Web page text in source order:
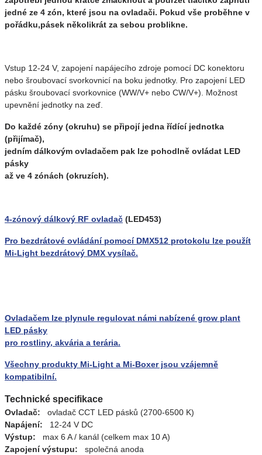
jedné ze 4 zón, které jsou na ovladači. Pokud vše proběhne v
pořádku,pásek několikrát za sebou problikne.
Vstup 12-24 V, zapojení napájecího zdroje pomocí DC konektoru
nebo šroubovací svorkovnicí na boku jednotky. Pro zapojení LED
pásku šroubovací svorkovnice (WW/V+ nebo CW/V+). Možnost
upevnění jednotky na zeď.
Do každé zóny (okruhu) se připojí jedna řídící jednotka
(přijímač),
jedním dálkovým ovladačem pak lze pohodlně ovládat LED
pásky
až ve 4 zónách (okruzích).
4-zónový dálkový RF ovladač (LED453)
Pro bezdrátové ovládání pomocí DMX512 protokolu lze použít
Mi-Light bezdrátový DMX vysílač.
Ovladačem lze plynule regulovat námi nabízené grow plant
LED pásky
pro rostliny, akvária a terária.
Všechny produkty Mi-Light a Mi-Boxer jsou vzájemně
kompatibilní.
Technické specifikace
Ovladač: ovladač CCT LED pásků (2700-6500 K)
Napájení: 12-24 V DC
Výstup: max 6 A / kanál (celkem max 10 A)
Zapojení výstupu: společná anoda